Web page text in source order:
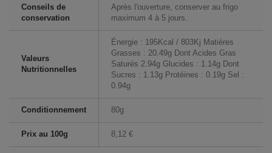
Conseils de
conservation
Après l'ouverture, conserver au frigo
maximum 4 à 5 jours.
Valeurs
Nutritionnelles
Énergie : 195Kcal / 803Kj Matières
Grasses : 20.49g Dont Acides Gras
Saturés 2.94g Glucides : 1.14g Dont
Sucres : 1.13g Protéines : 0.19g Sel :
0.94g
Conditionnement 80g
Prix au 100g 8,12 €